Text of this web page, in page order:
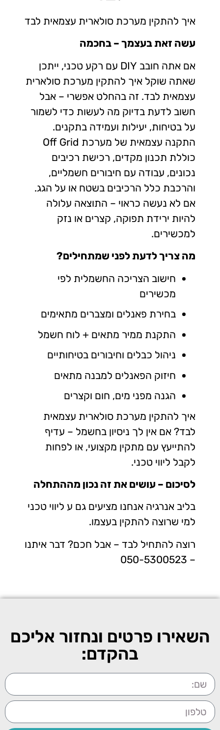
איך להתקין מערכת סולארית עצמאית לבד
עשה זאת בעצמך – בחכמה
אם אתה חובב DIY עם רקע טכני, ייתכן
שאתה שוקל איך להתקין מערכת סולארית
עצמאית לבד. זה בהחלט אפשרי – אבל
חשוב לדעת בדיוק מה לעשות כדי לשמור
על בטיחות, יעילות ועמידה בתקנים.
התקנה עצמאית של מערכת Off Grid
כוללת תכנון מקדים, רכישת רכיבים
נכונים, עבודה עם חיבורים חשמליים,
והרכבת כלל הרכיבים בשטח או על הגג.
אם לא נעשה כראוי – התוצאה עלולה
להיות ירידת תפוקה, קצרים או נזק
למכשירים.
מה צריך לדעת לפני שמתחילים?
חישוב הצריכה החשמלית לפי
מכשירים
בחירת פאנלים ומצברים מתאימים
התקנת ממיר מתאים + לוח חשמל
ניהול כבלים וחיבורים בטיחותיים
חיזוק הפאנלים למבנה מתאים
הגנה מפני מים, חום וקצרים
איך להתקין מערכת סולארית עצמאית
לבד? אם אין לך ניסיון בחשמל – עדיף
להתייעץ עם מתקין מקצועי, או לפחות
לקבל ליווי טכני.
לסיכום – עושים את זה נכון מההתחלה
בליב אנרגיה אנחנו מציעים גם ע ליווי טכני
למי שרוצה להתקין בעצמו.
רוצה להתחיל לבד – אבל חכם? דבר איתנו
– 050-5300523
השאירו פרטים ונחזור אליכם
בהקדם: